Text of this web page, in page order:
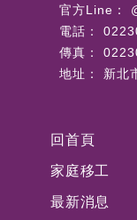
新北
回首頁
家庭移工
最新消息